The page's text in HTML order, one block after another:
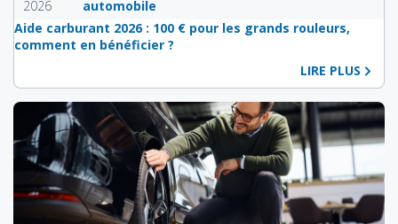
2026
automobile
Aide carburant 2026 : 100 € pour les grands rouleurs,
comment en bénéficier ?
LIRE PLUS